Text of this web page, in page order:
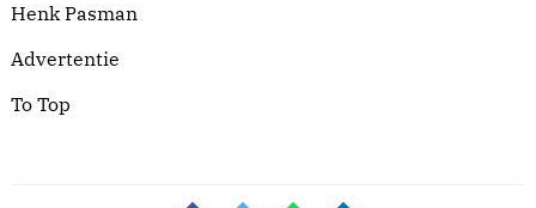
Henk Pasman
Advertentie
To Top